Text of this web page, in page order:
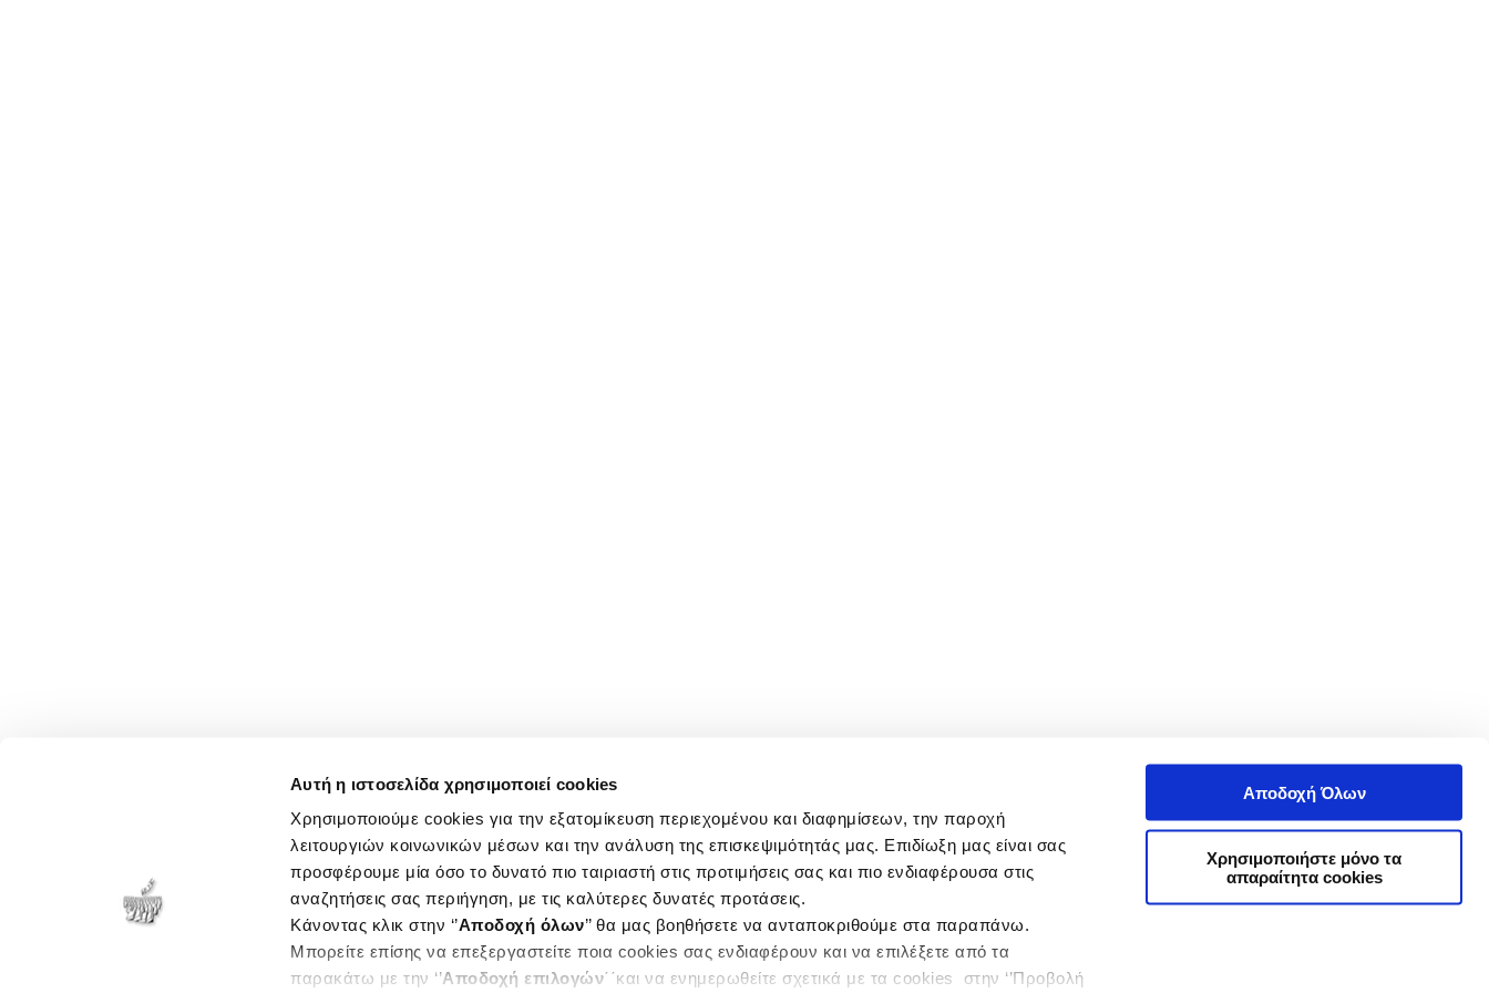
Αυτή η ιστοσελίδα χρησιμοποιεί cookies
Χρησιμοποιούμε cookies για την εξατομίκευση περιεχομένου και διαφημίσεων, την παροχή
λειτουργιών κοινωνικών μέσων και την ανάλυση της επισκεψιμότητάς μας. Επιδίωξη μας είναι σας
προσφέρουμε μία όσο το δυνατό πιο ταιριαστή στις προτιμήσεις σας και πιο ενδιαφέρουσα στις
αναζητήσεις σας περιήγηση, με τις καλύτερες δυνατές προτάσεις.
Κάνοντας κλικ στην ‘’Αποδοχή όλων’’ θα μας βοηθήσετε να ανταποκριθούμε στα παραπάνω.
Μπορείτε επίσης να επεξεργαστείτε ποια cookies σας ενδιαφέρουν και να επιλέξετε από τα
παρακάτω με την ‘’Αποδοχή επιλογών΄΄και να ενημερωθείτε σχετικά με τα cookies στην ‘’Προβολή
Αποδοχή Όλων
Χρησιμοποιήστε μόνο τα
απαραίτητα cookies